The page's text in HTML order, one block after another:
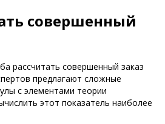
совершенный
рассчитать совершенный заказ
предлагают сложные
с элементами теории
этот показатель наиболее